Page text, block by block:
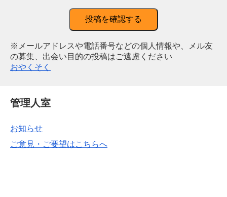
投稿を確認する
※メールアドレスや電話番号などの個人情報や、メル友
の募集、出会い目的の投稿はご遠慮ください
おやくそく
管理人室
お知らせ
ご意見・ご要望はこちらへ